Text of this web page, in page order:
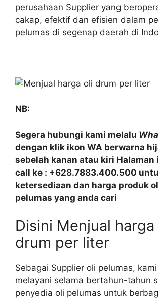
perusahaan Supplier yang
cakap, efektif dan efisien dalam
pelumas di segenap daerah di
NB:
Segera hubungi kami melalu
dengan klik ikon WA berwarna
sebelah kanan atau kiri Halaman
call ke : +628.7883.400.500
ketersediaan dan harga produk
pelumas yang anda cari
Disini Menjual harga
drum per liter
Sebagai Supplier oli pelumas,
melayani selama bertahun-tahun
penyedia oli pelumas untuk